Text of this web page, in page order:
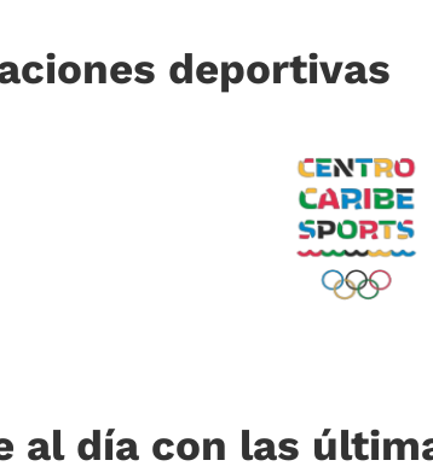
deportivas
al día con las